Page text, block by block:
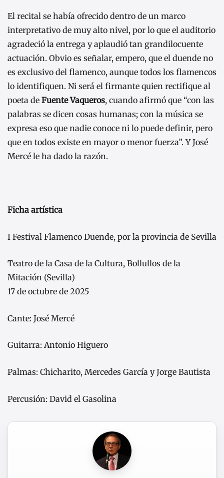
El recital se había ofrecido dentro de un marco
interpretativo de muy alto nivel, por lo que el auditorio
agradeció la entrega y aplaudió tan grandilocuente
actuación. Obvio es señalar, empero, que el duende no
es exclusivo del flamenco, aunque todos los flamencos
lo identifiquen. Ni será el firmante quien rectifique al
poeta de Fuente Vaqueros, cuando afirmó que “con las
palabras se dicen cosas humanas; con la música se
expresa eso que nadie conoce ni lo puede definir, pero
que en todos existe en mayor o menor fuerza”. Y José
Mercé le ha dado la razón.
Ficha artística
I Festival Flamenco Duende, por la provincia de Sevilla
Teatro de la Casa de la Cultura, Bollullos de la
Mitación (Sevilla)
17 de octubre de 2025
Cante: José Mercé
Guitarra: Antonio Higuero
Palmas: Chicharito, Mercedes García y Jorge Bautista
Percusión: David el Gasolina